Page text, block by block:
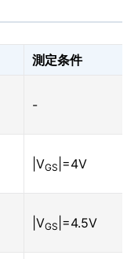
測定条件
-
|VGS |=4V
|VGS |=4.5V